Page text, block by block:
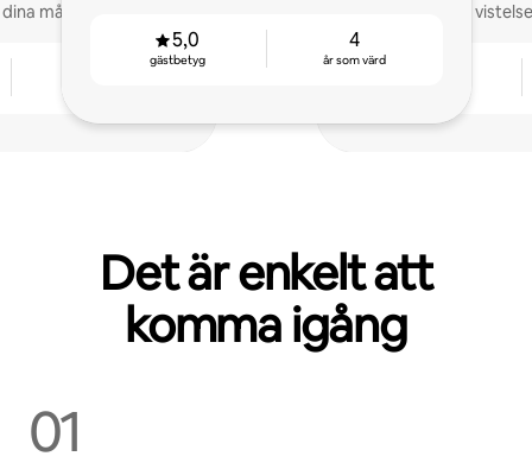
mål.
5,0
gästbetyg
4
år som värd
och bekväma
Det är enkelt att
komma igång
01